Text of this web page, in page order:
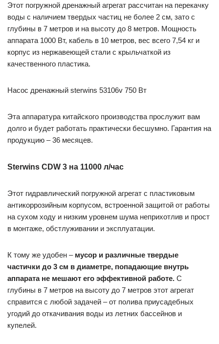
Этот погружной дренажный агрегат рассчитан на перекачку
воды с наличием твердых частиц не более 2 см, зато с
глубины в 7 метров и на высоту до 8 метров. Мощность
аппарата 1000 Вт, кабель в 10 метров, вес всего 7,54 кг и
корпус из нержавеющей стали с крыльчаткой из
качественного пластика.
Насос дренажный sterwins 53106v 750 Вт
Эта аппаратура китайского производства прослужит вам
долго и будет работать практически бесшумно. Гарантия на
продукцию – 36 месяцев.
Sterwins CDW 3 на 11000 л/час
Этот гидравлический погружной агрегат с пластиковым
антикоррозийным корпусом, встроенной защитой от работы
на сухом ходу и низким уровнем шума неприхотлив и прост
в монтаже, обстлуживании и эксплуатации.
К тому же удобен – мусор и различные твердые
частички до 3 см в диаметре, попадающие внутрь
аппарата не мешают его эффективной работе. С
глубины в 7 метров на высоту до 7 метров этот агрегат
справится с любой задачей – от полива приусадебных
угодий до откачивания воды из летних бассейнов и
купелей.